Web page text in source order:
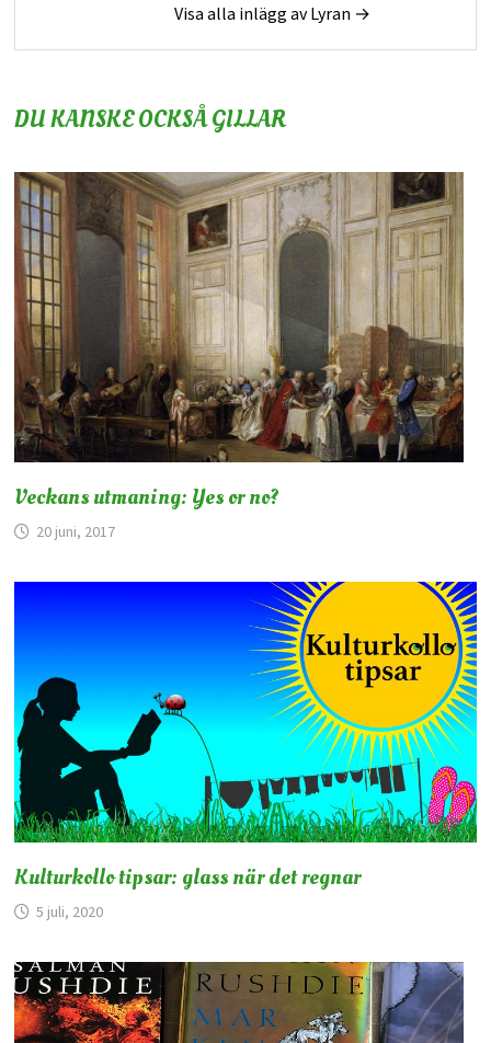
Visa alla inlägg av Lyran →
DU KANSKE OCKSÅ GILLAR
Veckans utmaning: Yes or no?
20 juni, 2017
Kulturkollo tipsar: glass när det regnar
5 juli, 2020